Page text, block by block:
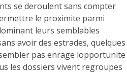
se deroulent sans compter
le proximite parmi
leurs semblables
avoir des estrades, quelques
pas enrage lopportunite
les dossiers vivent regroupes